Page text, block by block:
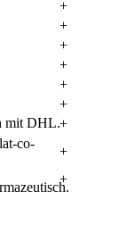
+
+
+
+
+
+
+
co-
+
+
mitDHL.